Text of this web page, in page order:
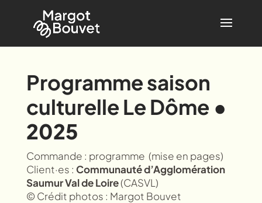
Programme saison
culturelle Le Dôme •
2025
Commande : programme (mise en pages)
Client·es : Communauté d’Agglomération
Saumur Val de Loire(CASVL)
© Crédit photos : Margot Bouvet